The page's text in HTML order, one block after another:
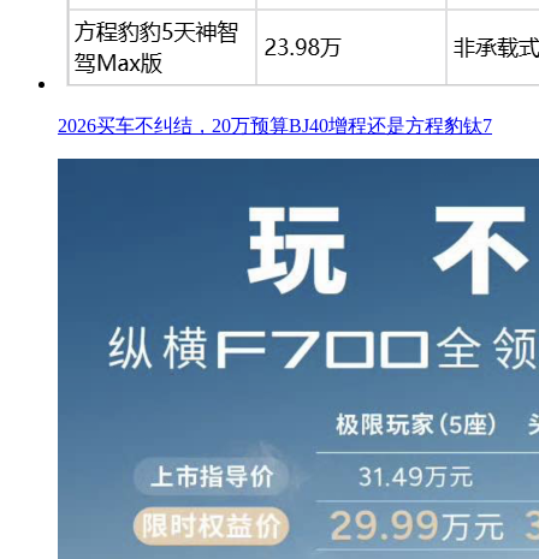
2026买车不纠结，20万预算BJ40增程还是方程豹钛7